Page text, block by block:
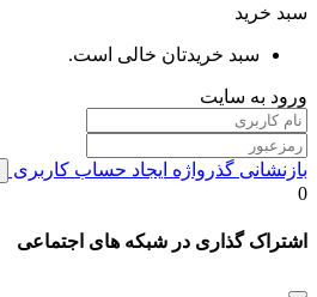
سبد خرید
سبد خریدتان خالی است.
ورود به سایت
بازنشانی گذرواژه ایجاد حساب کاربری
0
اشتراک گذاری در شبکه های اجتماعی